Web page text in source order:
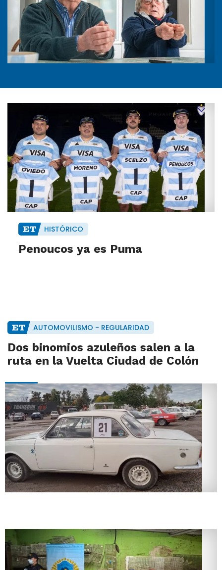
HISTÓRICO
Penoucos ya es Puma
AUTOMOVILISMO - REGULARIDAD
Dos binomios azuleños salen a la
ruta en la Vuelta Ciudad de Colón